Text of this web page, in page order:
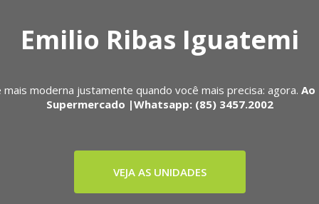
Emilio Ribas Iguatemi
mais moderna justamente quando você mais precisa: agora. Ao
Supermercado |Whatsapp: (85) 3457.2002
VEJA AS UNIDADES